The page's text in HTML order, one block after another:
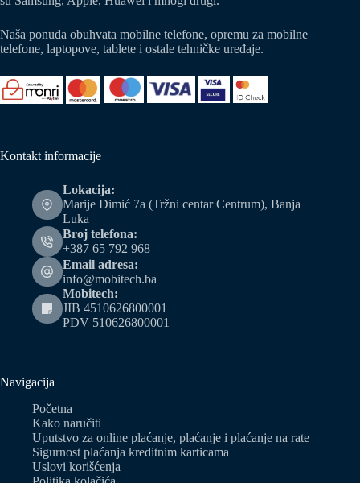
Naša ponuda obuhvata mobilne telefone, opremu za mobilne
telefone, laptopove, tablete i ostale tehničke uređaje.
Kontakt informacije
Lokacija:
Marije Dimić 7a (Tržni centar Centrum), Banja
Luka
Broj telefona:
+387 65 792 968
Email adresa:
info@mobitech.ba
Mobitech:
JIB 4510626800001
PDV 510626800001
Navigacija
Početna
Kako naručiti
Uputstvo za online plaćanje, plaćanje i plaćanje na rate
Sigurnost plaćanja kreditnim karticama
Uslovi korišćenja